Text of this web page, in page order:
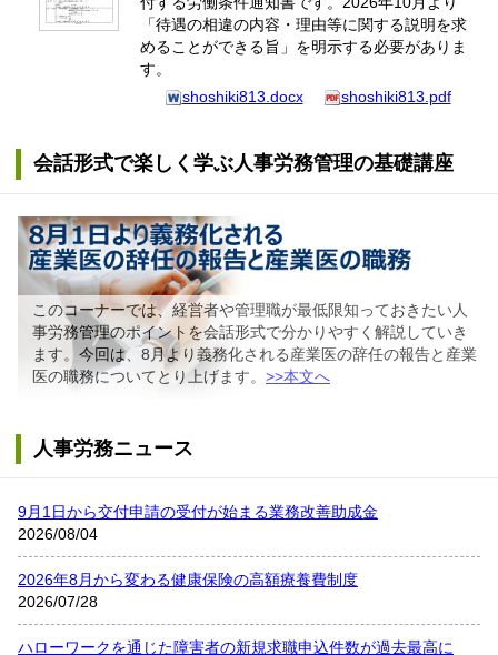
「待遇の相違の内容・理由等に関する説明を求
めることができる旨」を明示する必要がありま
す。
shoshiki813.docx
shoshiki813.pdf
会話形式で楽しく学ぶ人事労務管理の基礎講座
このコーナーでは、経営者や管理職が最低限知っておきたい人
事労務管理のポイントを会話形式で分かりやすく解説していき
ます。今回は、8月より義務化される産業医の辞任の報告と産業
医の職務についてとり上げます。 >>本文へ
人事労務ニュース
9月1日から交付申請の受付が始まる業務改善助成金
2026/08/04
2026年8月から変わる健康保険の高額療養費制度
2026/07/28
ハローワークを通じた障害者の新規求職申込件数が過去最高に